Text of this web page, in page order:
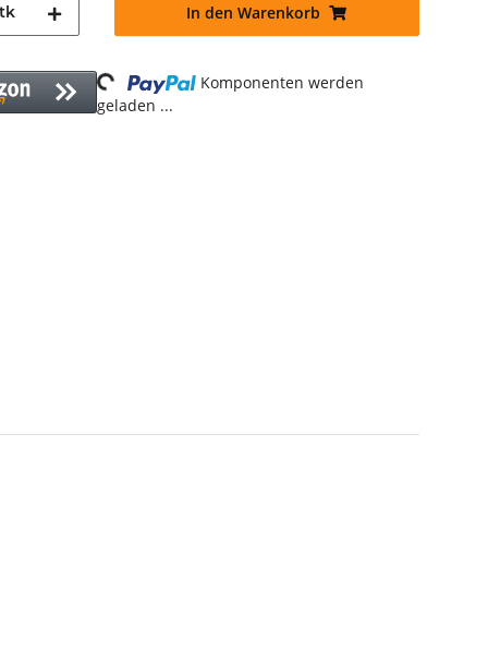
In den Warenkorb
Loading...
Komponenten werden
geladen ...